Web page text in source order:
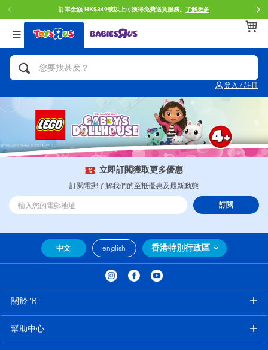
訂單金額 HK$349或以上可獲得免費送貨服務。 了解更多
登入 / 註冊
返回
分類目錄
人氣英雄,角色扮演,射擊玩具
拼砌組合及樂高LEGO
玩具車,貨車,火車及遙控系列
手工藝,文具,蠟筆,泥膠,畫板
娃娃, 芭比,收藏公仔
益智學習玩具
返回
品牌
Brunch Brother 早午餐兄弟
Spider-Man蜘蛛俠
Mini Brands
Play-Doh培樂多
Pokemon寶可夢
LeapFrog跳跳蛙
返回
年齢
0~2歳
5~7歳
12~14歳
14歳以上
立即訂閲獲取更多優惠
訂閲電郵了解我們的至抵優惠及最新動態
訂閲
中文 english 香港特別行政區
關於"R"
幫助中心